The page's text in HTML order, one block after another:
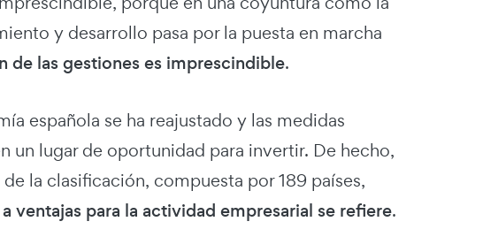
y desarrollo pasa por la puesta en marcha
de las gestiones es imprescindible.
española se ha reajustado y las medidas
un lugar de oportunidad para invertir. De hecho,
la clasificación, compuesta por 189 países,
ventajas para la actividad empresarial se refiere.